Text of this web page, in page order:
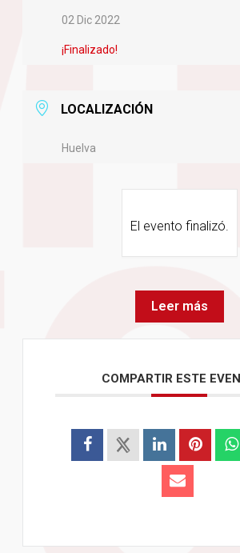
02 Dic 2022
¡Finalizado!
LOCALIZACIÓN
Huelva
El evento finalizó.
Leer más
COMPARTIR ESTE